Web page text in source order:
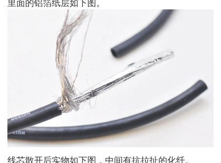
线芯散开后实物如下图，中间有抗拉扯的化纤。